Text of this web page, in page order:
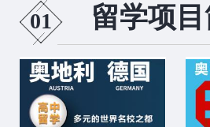
01 留学项